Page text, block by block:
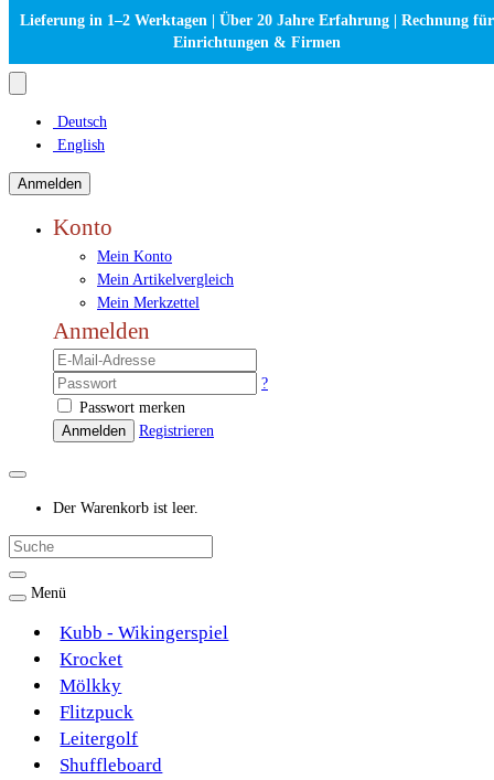
Deutsch
English
Anmelden
Konto
Mein Konto
Mein Artikelvergleich
Mein Merkzettel
Anmelden
?
Passwort merken
Anmelden
Registrieren
Der Warenkorb ist leer.
Menü
Kubb - Wikingerspiel
Krocket
Mölkky
Flitzpuck
Leitergolf
Shuffleboard
Lieferung in 1–2 Werktagen | Über 20 Jahre Erfahrung | Rechnung für
Einrichtungen & Firmen